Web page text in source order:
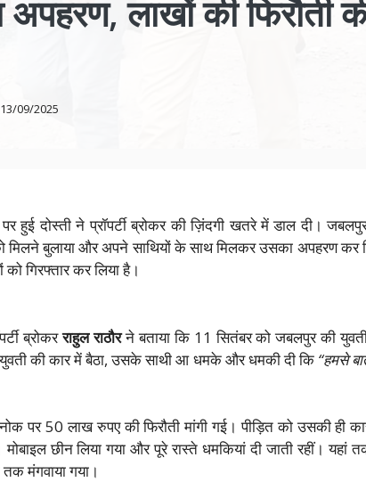
अपहरण, लाखों की फिरौती
13/09/2025
हुई दोस्ती ने प्रॉपर्टी ब्रोकर की ज़िंदगी खतरे में डाल दी।
मिलने बुलाया और अपने साथियों के साथ मिलकर उसका अपहरण कर
गिरफ्तार कर लिया है।
ब्रोकरराहुल राठौरने बताया कि 11 सितंबर को जबलपुर की
की कार में बैठा, उसके साथी आ धमके और धमकी दी कि “हमसे
पर 50 लाख रुपए की फिरौती मांगी गई। पीड़ित को उसकी
मोबाइल छीन लिया गया और पूरे रास्ते धमकियां दी जाती रहीं।
मंगवाया गया।